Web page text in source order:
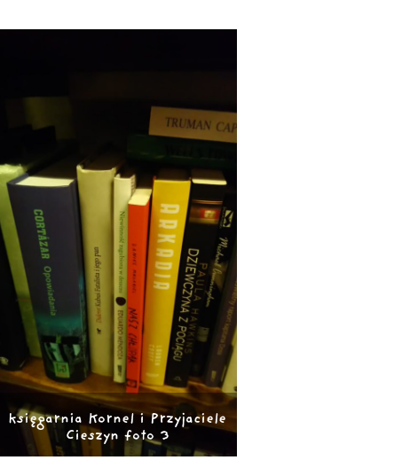
księgarnia Kornel i Przyjaciele
Cieszyn foto 3